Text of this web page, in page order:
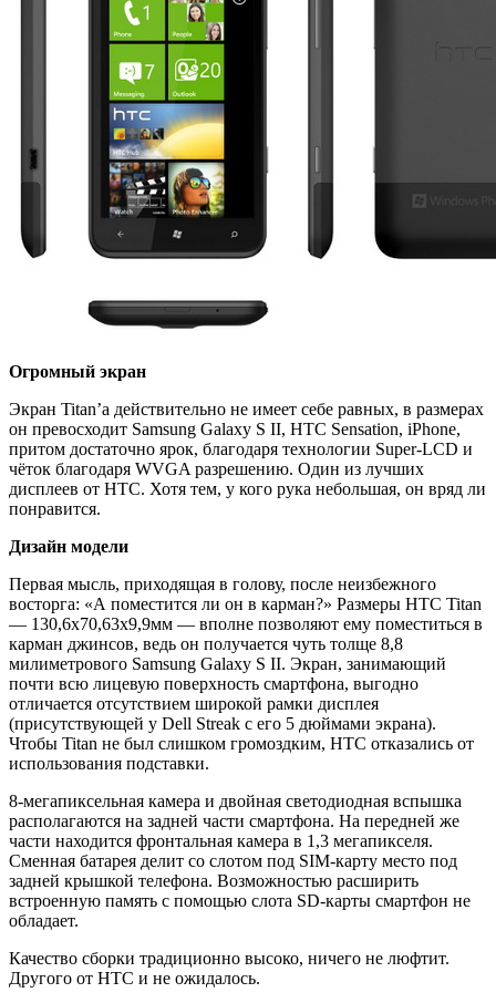
Огромный экран
Экран Titan’а действительно не имеет себе равных, в размерах
он превосходит Samsung Galaxy S II, HTC Sensation, iPhone,
притом достаточно ярок, благодаря технологии Super-LCD и
чёток благодаря WVGA разрешению. Один из лучших
дисплеев от HTC. Хотя тем, у кого рука небольшая, он вряд ли
понравится.
Дизайн модели
Первая мысль, приходящая в голову, после неизбежного
восторга: «А поместится ли он в карман?» Размеры HTC Titan
— 130,6х70,63х9,9мм — вполне позволяют ему поместиться в
карман джинсов, ведь он получается чуть толще 8,8
милиметрового Samsung Galaxy S II. Экран, занимающий
почти всю лицевую поверхность смартфона, выгодно
отличается отсутствием широкой рамки дисплея
(присутствующей у Dell Streak с его 5 дюймами экрана).
Чтобы Titan не был слишком громоздким, HTC отказались от
использования подставки.
8-мегапиксельная камера и двойная светодиодная вспышка
располагаются на задней части смартфона. На передней же
части находится фронтальная камера в 1,3 мегапикселя.
Сменная батарея делит со слотом под SIM-карту место под
задней крышкой телефона. Возможностью расширить
встроенную память с помощью слота SD-карты смартфон не
обладает.
Качество сборки традиционно высоко, ничего не люфтит.
Другого от HTC и не ожидалось.